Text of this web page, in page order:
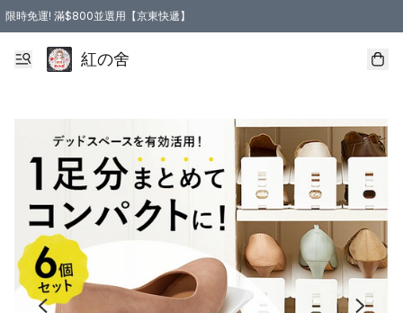
限時免運! 滿$800並選用【京東快遞】
紅の舍